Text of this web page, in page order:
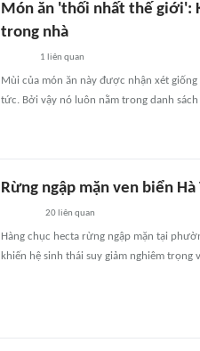
Món ăn 'thối nhất thế giới':
trong nhà
1 liên quan
Mùi của món ăn này được nhận xét
tức. Bởi vậy nó luôn nằm trong danh
Rừng ngập mặn ven biển
20liên quan
Hàng chục hecta rừng ngập mặn tại
khiến hệ sinh thái suy giảm nghiêm trọng